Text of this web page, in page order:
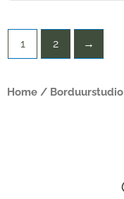
1 2 →
Home / Borduurstudio